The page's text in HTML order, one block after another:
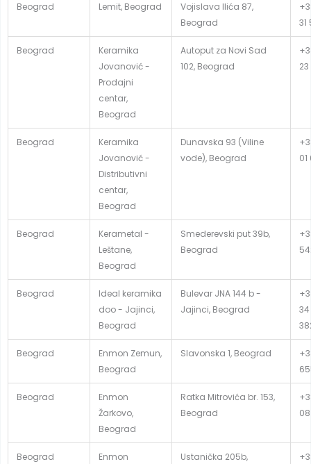
Beograd Lemit, Beograd
Vojislava Ilića 87,
Beograd
31
Beograd
Keramika
Jovanović -
Prodajni
centar,
Beograd
Autoput za Novi Sad
102, Beograd
23
Beograd
Keramika
Jovanović -
Distributivni
centar,
Beograd
Dunavska 93 (Viline
vode), Beograd
01
Beograd
Kerametal -
Leštane,
Beograd
Smederevski put 39b,
Beograd
Beograd
Ideal keramika
doo - Jajinci,
Beograd
Bulevar JNA 144 b -
Jajinci, Beograd
34
Beograd
Enmon Zemun,
Beograd
Slavonska 1, Beograd
Beograd
Enmon
Žarkovo,
Beograd
Ratka Mitrovića br. 153,
Beograd
Beograd
Enmon
Ustanička 205b,